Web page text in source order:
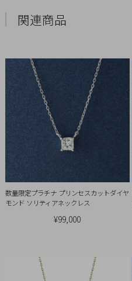
関連商品
数量限定プラチナ プリンセスカットダイヤ
モンド ソリティアネックレス
¥99,000
社
概